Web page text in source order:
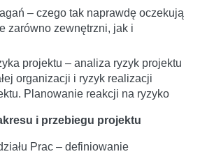
– czego tak naprawdę oczekują
zarówno zewnętrzni, jak i
projektu – analiza ryzyk projektu
organizacji i ryzyk realizacji
Planowanie reakcji na ryzyko
i przebiegu projektu
Prac – definiowanie